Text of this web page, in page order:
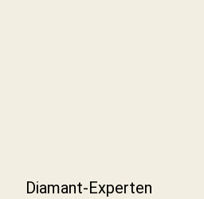
Diamant-Experten